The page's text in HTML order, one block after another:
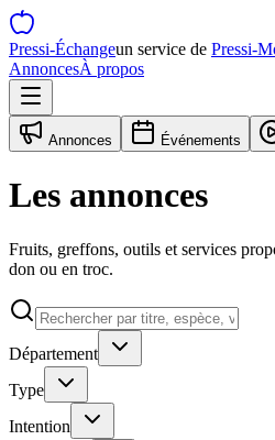
Pressi-Échangeun service de Pressi-
AnnoncesÀ propos
Annonces Événements
Les annonces
Fruits, greffons, outils et services
don ou en troc.
Département
Type
Intention